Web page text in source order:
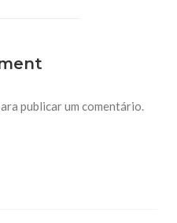
publicar um comentário.